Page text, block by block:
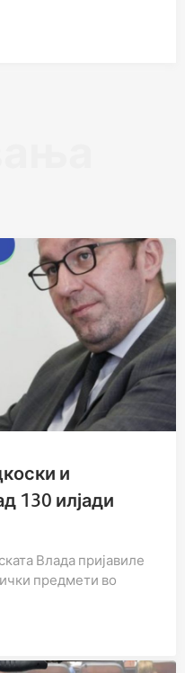
и
130 илјади
Влада пријавиле
предмети во